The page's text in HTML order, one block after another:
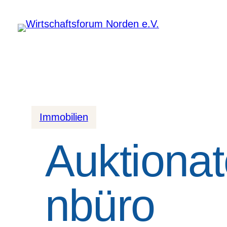
Immobilien
nbüro